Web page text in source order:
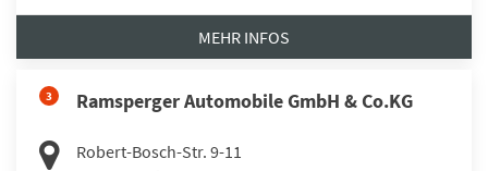
MEHR INFOS
3 Ramsperger Automobile GmbH & Co.KG
Robert-Bosch-Str. 9-11